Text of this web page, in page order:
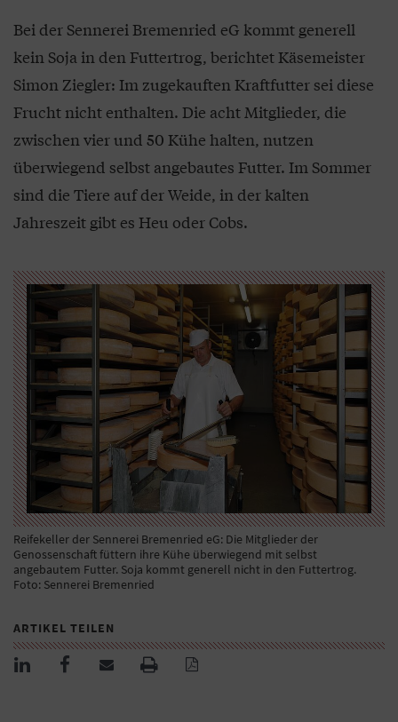
Bei der Sennerei Bremenried eG kommt generell
kein Soja in den Futtertrog, berichtet Käsemeister
Simon Ziegler: Im zugekauften Kraftfutter sei diese
Frucht nicht enthalten. Die acht Mitglieder, die
zwischen vier und 50 Kühe halten, nutzen
überwiegend selbst angebautes Futter. Im Sommer
sind die Tiere auf der Weide, in der kalten
Jahreszeit gibt es Heu oder Cobs.
Reifekeller der Sennerei Bremenried eG: Die Mitglieder der
Genossenschaft füttern ihre Kühe überwiegend mit selbst
angebautem Futter. Soja kommt generell nicht in den Futtertrog.
Foto: Sennerei Bremenried
ARTIKEL TEILEN